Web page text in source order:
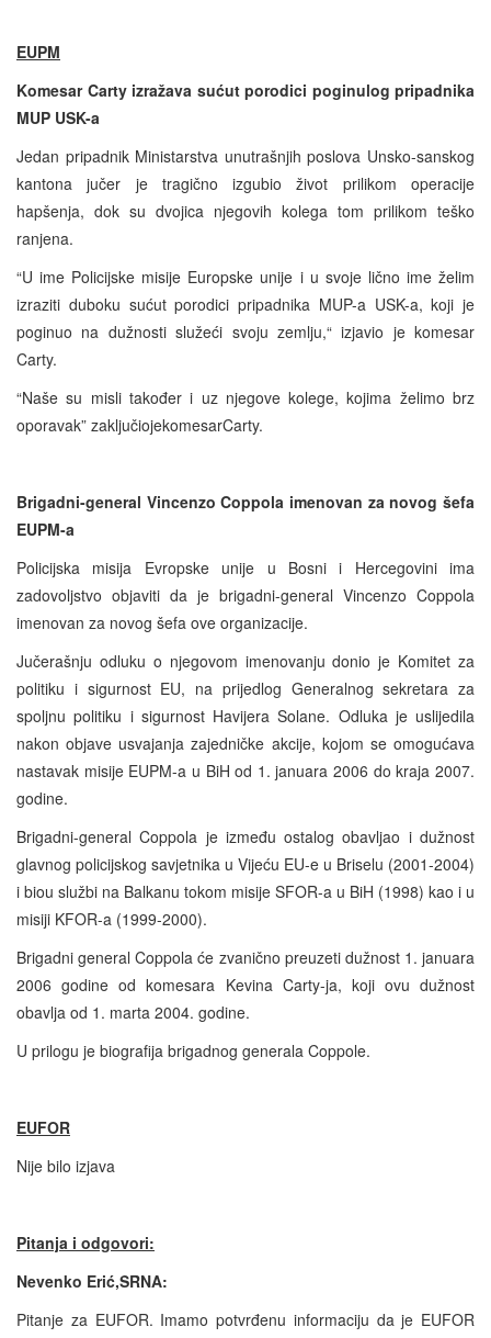
EUPM
Komesar Carty izražava sućut porodici poginulog pripadnika
MUP USK-a
Jedan pripadnik Ministarstva unutrašnjih poslova Unsko-sanskog
kantona jučer je tragično izgubio život prilikom operacije
hapšenja, dok su dvojica njegovih kolega tom prilikom teško
ranjena.
“U ime Policijske misije Europske unije i u svoje lično ime želim
izraziti duboku sućut porodici pripadnika MUP-a USK-a, koji je
poginuo na dužnosti služeći svoju zemlju,“ izjavio je komesar
Carty.
“Naše su misli također i uz njegove kolege, kojima želimo brz
oporavak” zaključiojekomesarCarty.
Brigadni-general Vincenzo Coppola imenovan za novog šefa
EUPM-a
Policijska misija Evropske unije u Bosni i Hercegovini ima
zadovoljstvo objaviti da je brigadni-general Vincenzo Coppola
imenovan za novog šefa ove organizacije.
Jučerašnju odluku o njegovom imenovanju donio je Komitet za
politiku i sigurnost EU, na prijedlog Generalnog sekretara za
spoljnu politiku i sigurnost Havijera Solane. Odluka je uslijedila
nakon objave usvajanja zajedničke akcije, kojom se omogućava
nastavak misije EUPM-a u BiH od 1. januara 2006 do kraja 2007.
godine.
Brigadni-general Coppola je između ostalog obavljao i dužnost
glavnog policijskog savjetnika u Vijeću EU-e u Briselu (2001-2004)
i biou službi na Balkanu tokom misije SFOR-a u BiH (1998) kao i u
misiji KFOR-a (1999-2000).
Brigadni general Coppola će zvanično preuzeti dužnost 1. januara
2006 godine od komesara Kevina Carty-ja, koji ovu dužnost
obavlja od 1. marta 2004. godine.
U prilogu je biografija brigadnog generala Coppole.
EUFOR
Nije bilo izjava
Pitanja i odgovori:
Nevenko Erić,SRNA:
Pitanje za EUFOR. Imamo potvrđenu informaciju da je EUFOR